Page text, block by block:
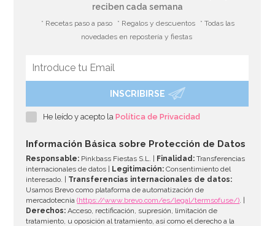
reciben cada semana
* Recetas paso a paso * Regalos y descuentos
* Todas las
novedades en repostería y fiestas
INSCRIBIRSE
He leído y acepto laPolítica de Privacidad
Información Básica sobre Protección de Datos
Responsable: Pinkbass Fiestas S.L. | Finalidad: Transferencias
internacionales de datos | Legitimación: Consentimiento del
interesado. | Transferencias internacionales de datos:
Usamos Brevo como plataforma de automatización de
mercadotecnia(https://www.brevo.com/es/legal/termsofuse/). |
Derechos: Acceso, rectificación, supresión, limitación de
tratamiento, u oposición al tratamiento, así como el derecho a la